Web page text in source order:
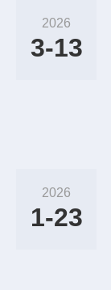
2026
3-13
2026
1-23